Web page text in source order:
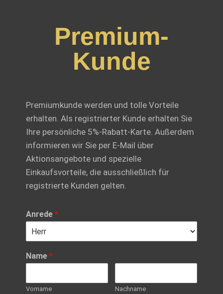
Premium-
Kunde
Premiumkunde werden und tolle Vorteile
erhalten. Als registrierter Kunde erhalten Sie
Ihre persönliche 5%-Rabatt-Karte. Außerdem
informieren wir Sie per E-Mail über
Aktionsangebote und spezielle
Einkaufsvorteile, die ausschließlich für
registrierte Kunden gelten.
Anrede*
Name*
Vorname Nachname